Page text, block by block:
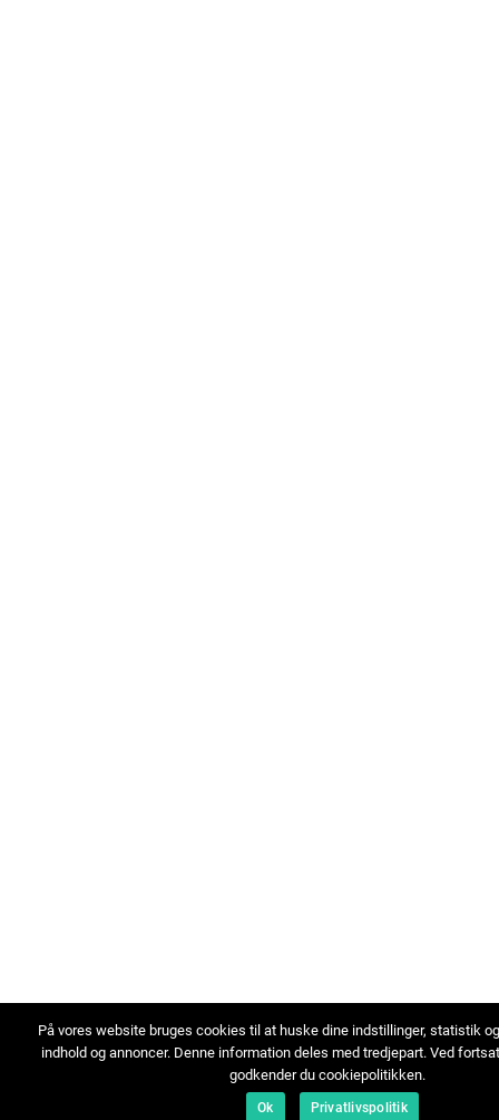
På vores website bruges cookies til at huske dine indstillinger, statistik
indhold og annoncer. Denne information deles med tredjepart. Ved
godkender du cookiepolitikken.
Ok Privatlivspolitik